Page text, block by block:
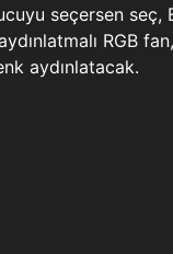
seçersen
RGB
aydınlatacak.